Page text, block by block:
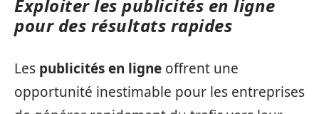
Exploiter les publicités en ligne
pour des résultats rapides
Les publicités en ligne offrent une
opportunité inestimable pour les entreprises